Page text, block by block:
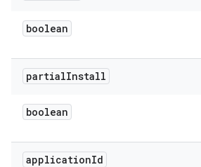
boolean
partialInstall
boolean
applicationId